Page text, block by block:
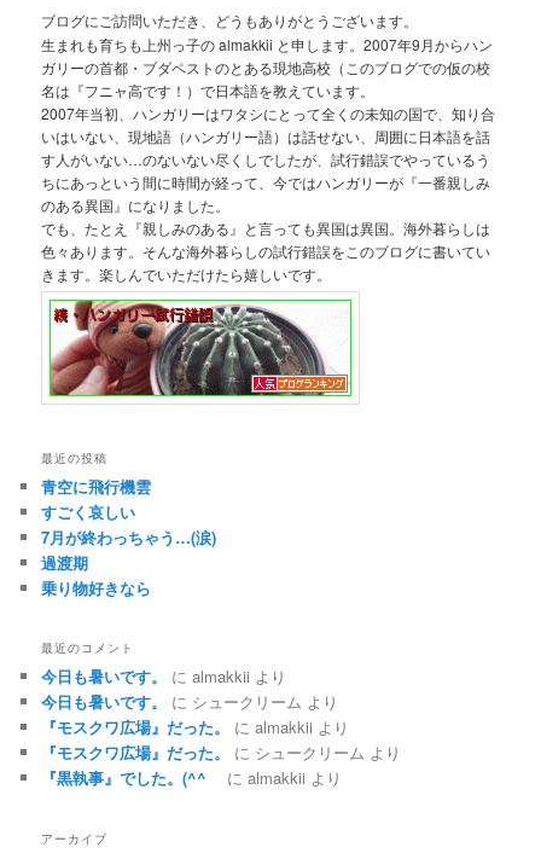
ブログにご訪問いただき、どうもありがとうございます。
生まれも育ちも上州っ子の almakkii と申します。2007年9月からハン
ガリーの首都・ブダペストのとある現地高校（このブログでの仮の校
名は『フニャ高です！）で日本語を教えています。
2007年当初、ハンガリーはワタシにとって全くの未知の国で、知り合
いはいない、現地語（ハンガリー語）は話せない、周囲に日本語を話
す人がいない…のないない尽くしでしたが、試行錯誤でやっているう
ちにあっという間に時間が経って、今ではハンガリーが『一番親しみ
のある異国』になりました。
でも、たとえ『親しみのある』と言っても異国は異国。海外暮らしは
色々あります。そんな海外暮らしの試行錯誤をこのブログに書いてい
きます。楽しんでいただけたら嬉しいです。
最近の投稿
青空に飛行機雲
すごく哀しい
7月が終わっちゃう…(涙)
過渡期
乗り物好きなら
最近のコメント
今日も暑いです。 にalmakkii より
今日も暑いです。
に シュークリーム より
『モスクワ広場』だった。
にalmakkii より
『モスクワ広場』だった。
に シュークリーム より
『黒執事』でした。(^^ゞ
にalmakkii より
アーカイブ